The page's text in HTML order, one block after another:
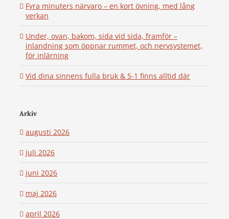
Fyra minuters närvaro – en kort övning, med lång
verkan
Under, ovan, bakom, sida vid sida, framför –
inlandning som öppnar rummet, och nervsystemet,
för inlärning
Vid dina sinnens fulla bruk & 5-1 finns alltid där
Arkiv
augusti 2026
juli 2026
juni 2026
maj 2026
april 2026